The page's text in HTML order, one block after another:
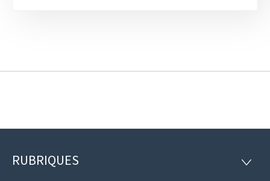
Pied
RUBRIQUES